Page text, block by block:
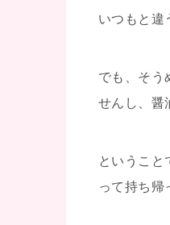
いつもと違
でも、そう
せんし、醤
ということ
って持ち帰